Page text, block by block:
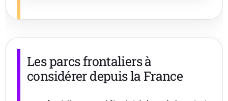
Les parcs frontaliers à
considérer depuis la France